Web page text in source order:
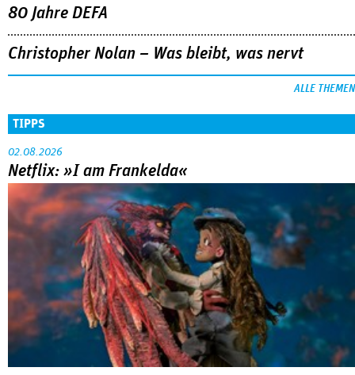
80 Jahre DEFA
Christopher Nolan – Was bleibt, was nervt
ALLE THEMEN
TIPPS
02.08.2026
Netflix: »I am Frankelda«